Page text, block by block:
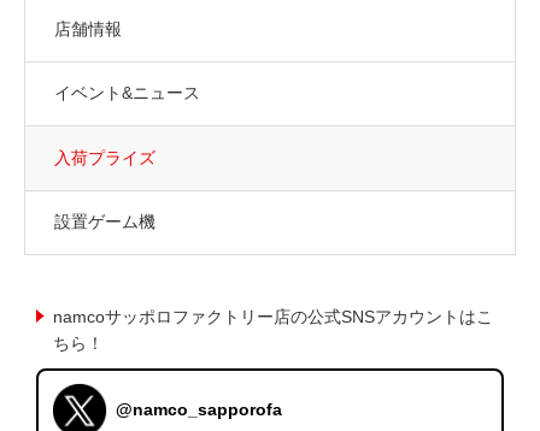
店舗情報
イベント&ニュース
入荷プライズ
設置ゲーム機
namcoサッポロファクトリー店の公式SNSアカウントはこ
ちら！
@namco_sapporofa